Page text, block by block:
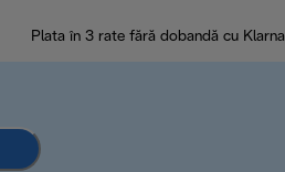
Plata în 3 rate fără dobandă cu Klarna